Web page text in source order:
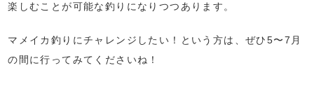
楽しむことが可能な釣りになりつつあります。
マメイカ釣りにチャレンジしたい！という方は、ぜひ5〜7月
の間に行ってみてくださいね！